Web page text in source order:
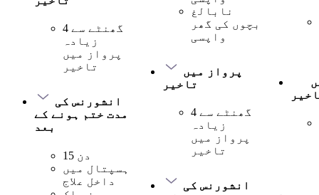
4 گھنٹے سے
زیادہ
پرواز میں
تاخیر
انشورنس کی
مدت ختم ہونے کے
بعد
15 دن
ہسپتال میں
داخل علاج
نابالغ
بچوں کی گھر
واپسی
پرواز میں
تاخیر
4 گھنٹے سے
زیادہ
پرواز میں
تاخیر
انشورنس کی